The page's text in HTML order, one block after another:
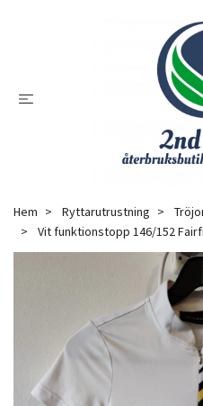
Hem Ryttarutrustning
Vit funktionstopp 146/152